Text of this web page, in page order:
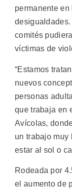
permanente
comités
víctimas de
“Estamos
nuevos
personas
que trabaja en
Avícolas,
un trabajo muy
estar al sol o
Rodeada por
el aumento de